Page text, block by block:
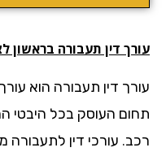
דין תעבורה בראשון לציון
דין תעבורה הוא עורך
העוסק בכל היבטי החוק
עורכי דין לתעבורה